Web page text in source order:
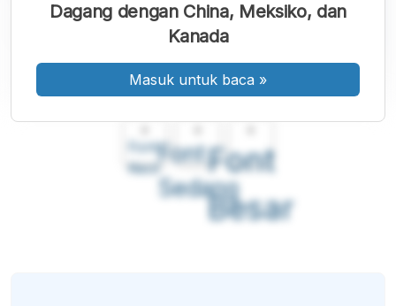
Font
Kecil
Font
Sedang
Font
Besar
Dagang dengan China, Meksiko, dan
Kanada
Masuk untuk baca »